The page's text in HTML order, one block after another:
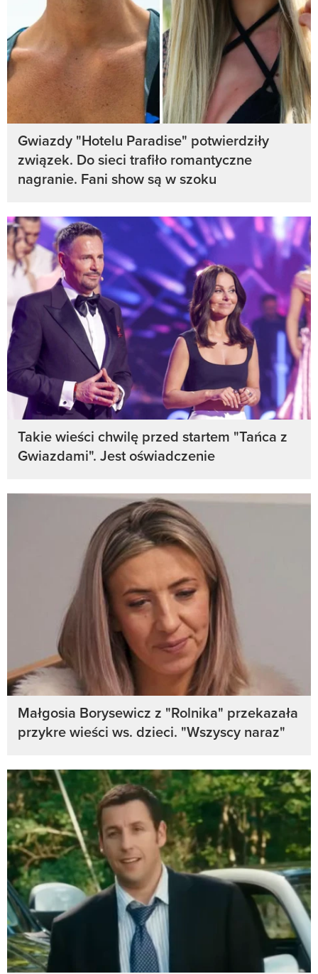
Gwiazdy "Hotelu Paradise" potwierdziły
związek. Do sieci trafiło romantyczne
nagranie. Fani show są w szoku
Takie wieści chwilę przed startem "Tańca z
Gwiazdami". Jest oświadczenie
Małgosia Borysewicz z "Rolnika" przekazała
przykre wieści ws. dzieci. "Wszyscy naraz"